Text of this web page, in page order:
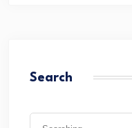
Search